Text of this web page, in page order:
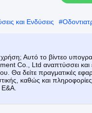
και Ενδύσεις #
Αυτό το βίντεο
Co., Ltd αναπτύσσει και
Θα δείτε πραγματικές
καθώς και
Ε&Α.